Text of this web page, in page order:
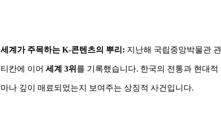
세계가 주목하는 K-콘텐츠의 뿌리: 지난해 국립중앙박물관
티칸에 이어 세계 3위 를 기록했습니다. 한국의 전통과 현대적
마나 깊이 매료되었는지 보여주는 상징적 사건입니다.